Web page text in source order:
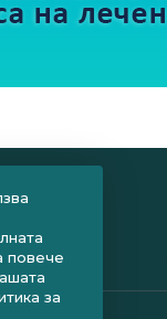
повече
за